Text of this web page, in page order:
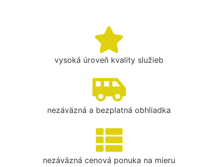
vysoká úroveň kvality služieb
nezáväzná a bezplatná obhliadka
nezáväzná cenová ponuka na mieru